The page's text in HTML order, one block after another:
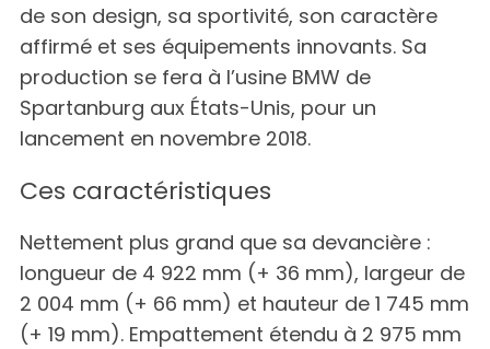
de son design, sa sportivité, son caractère
affirmé et ses équipements innovants. Sa
production se fera à l’usine BMW de
Spartanburg aux États-Unis, pour un
lancement en novembre 2018.
Ces caractéristiques
Nettement plus grand que sa devancière :
longueur de 4 922 mm (+ 36 mm), largeur de
2 004 mm (+ 66 mm) et hauteur de 1 745 mm
(+ 19 mm). Empattement étendu à 2 975 mm